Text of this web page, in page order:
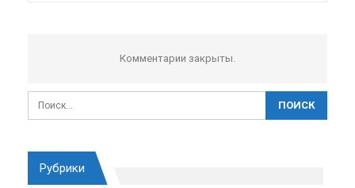
Комментарии закрыты.
Рубрики